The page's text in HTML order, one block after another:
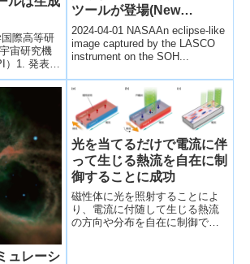
際高等研
宙研究機
1. 発表概
高等研究
ツールが登場(New
’Eclipse Watch’ Tool
Shows Eclipses from
Space Any Time)
2024-04-01 NASAAn eclipse-like
image captured by the LASCO
instrument on the SOH...
ュレーシ
光を当てるだけで電流に伴
って生じる熱流を自在に制
御することに成功
磁性体に光を照射することによ
り、電流に付随して生じる熱流
の方向や分布を自在に制御でき